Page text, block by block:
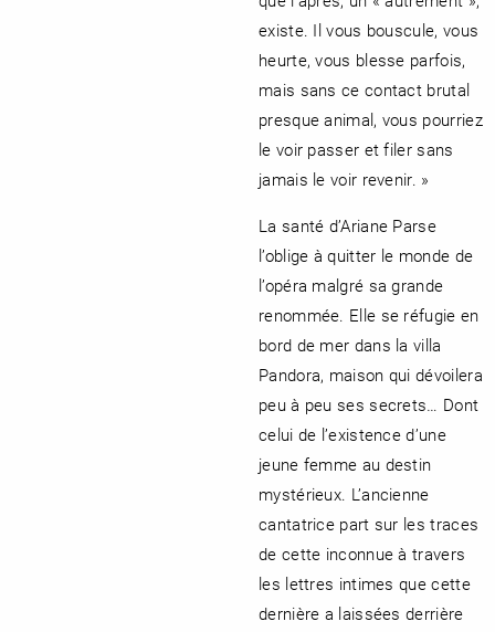
existe. Il vous bouscule, vous
heurte, vous blesse parfois,
mais sans ce contact brutal
presque animal, vous pourriez
le voir passer et filer sans
jamais le voir revenir. »
La santé d’Ariane Parse
l’oblige à quitter le monde de
l’opéra malgré sa grande
renommée. Elle se réfugie en
bord de mer dans la villa
Pandora, maison qui dévoilera
peu à peu ses secrets… Dont
celui de l’existence d’une
jeune femme au destin
mystérieux. L’ancienne
cantatrice part sur les traces
de cette inconnue à travers
les lettres intimes que cette
dernière a laissées derrière